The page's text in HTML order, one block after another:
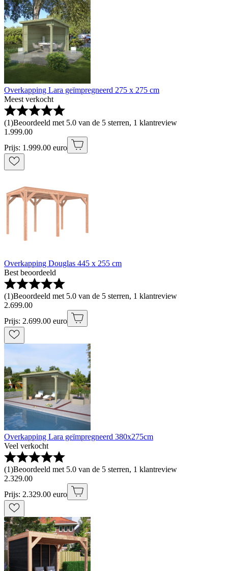
Overkapping Lara geïmpregneerd 275 x 275 cm
Meest verkocht
(1)Beoordeeld met 5.0 van de 5 sterren, 1 klantreview
1 .999.00
Prijs: 1.999.00 euro
Overkapping Douglas 445 x 255 cm
Best beoordeeld
(1)Beoordeeld met 5.0 van de 5 sterren, 1 klantreview
2.699.00
Prijs: 2.699.00 euro
Overkapping Lara geïmpregneerd 380x275cm
Veel verkocht
(1)Beoordeeld met 5.0 van de 5 sterren, 1 klantreview
2.329.00
Prijs: 2.329.00 euro